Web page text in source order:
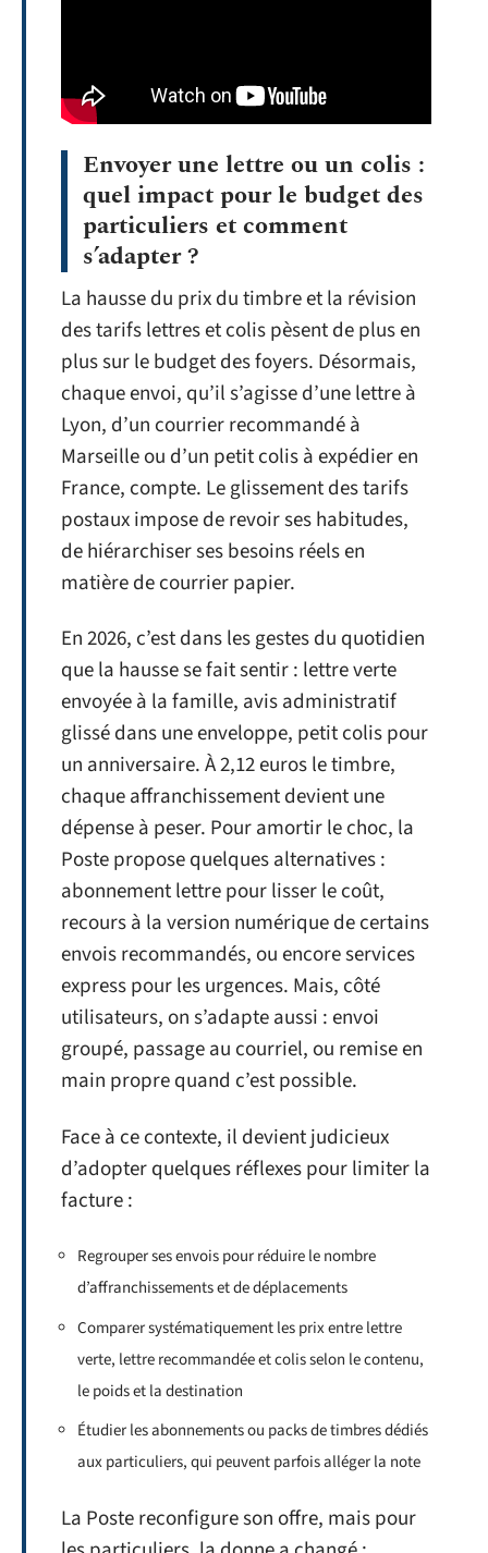
Envoyer une lettre ou un colis :
quel impact pour le budget des
particuliers et comment
s’adapter ?
La hausse du prix du timbre et la révision
des tarifs lettres et colis pèsent de plus en
plus sur le budget des foyers. Désormais,
chaque envoi, qu’il s’agisse d’une lettre à
Lyon, d’un courrier recommandé à
Marseille ou d’un petit colis à expédier en
France, compte. Le glissement des tarifs
postaux impose de revoir ses habitudes,
de hiérarchiser ses besoins réels en
matière de courrier papier.
En 2026, c’est dans les gestes du quotidien
que la hausse se fait sentir : lettre verte
envoyée à la famille, avis administratif
glissé dans une enveloppe, petit colis pour
un anniversaire. À 2,12 euros le timbre,
chaque affranchissement devient une
dépense à peser. Pour amortir le choc, la
Poste propose quelques alternatives :
abonnement lettre pour lisser le coût,
recours à la version numérique de certains
envois recommandés, ou encore services
express pour les urgences. Mais, côté
utilisateurs, on s’adapte aussi : envoi
groupé, passage au courriel, ou remise en
main propre quand c’est possible.
Face à ce contexte, il devient judicieux
d’adopter quelques réflexes pour limiter la
facture :
Regrouper ses envois pour réduire le nombre
d’affranchissements et de déplacements
Comparer systématiquement les prix entre lettre
verte, lettre recommandée et colis selon le contenu,
le poids et la destination
Étudier les abonnements ou packs de timbres dédiés
aux particuliers, qui peuvent parfois alléger la note
La Poste reconfigure son offre, mais pour